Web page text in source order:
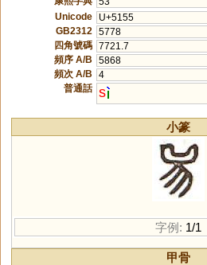
Unicode
U+5155
GB2312
5778
四角號碼 7721.7
頻序 A/B
5868
頻次 A/B
4
普通話 s
小篆
字例: 1/1
甲骨